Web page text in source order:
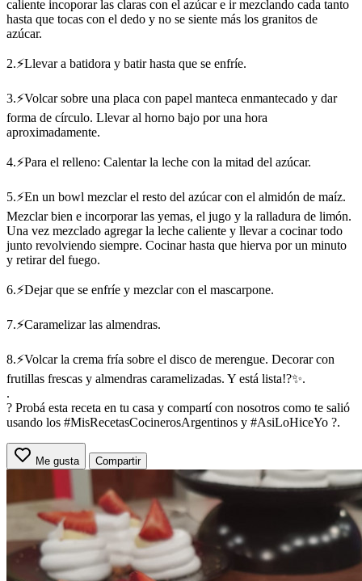
caliente incoporar las claras con el azúcar e ir mezclando cada tanto
hasta que tocas con el dedo y no se siente más los granitos de
azúcar.
2.⚡Llevar a batidora y batir hasta que se enfríe.
3.⚡Volcar sobre una placa con papel manteca enmantecado y dar
forma de círculo. Llevar al horno bajo por una hora
aproximadamente.
4.⚡Para el relleno: Calentar la leche con la mitad del azúcar.
5.⚡En un bowl mezclar el resto del azúcar con el almidón de maíz.
Mezclar bien e incorporar las yemas, el jugo y la ralladura de limón.
Una vez mezclado agregar la leche caliente y llevar a cocinar todo
junto revolviendo siempre. Cocinar hasta que hierva por un minuto
y retirar del fuego.
6.⚡Dejar que se enfríe y mezclar con el mascarpone.
7.⚡Caramelizar las almendras.
8.⚡Volcar la crema fría sobre el disco de merengue. Decorar con
frutillas frescas y almendras caramelizadas. Y está lista!?✨.
.
? Probá esta receta en tu casa y compartí con nosotros como te salió
usando los #MisRecetasCocinerosArgentinos y #AsiLoHiceYo ?.
Me gusta Compartir